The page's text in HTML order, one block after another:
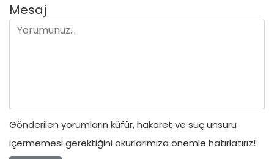
Mesaj
Gönderilen yorumların küfür, hakaret ve suç unsuru
içermemesi gerektiğini okurlarımıza önemle hatırlatırız!